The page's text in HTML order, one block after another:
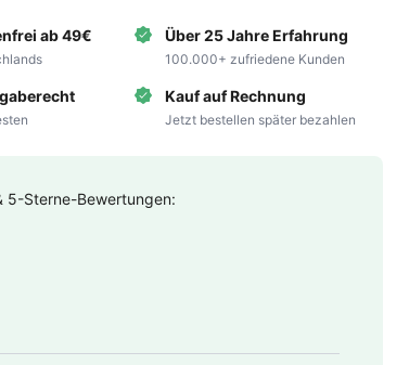
ab 49€ Über 25 Jahre Erfahrung
100.000+ zufriedene Kunden
Kauf auf Rechnung
Jetzt bestellen später bezahlen
5-Sterne-Bewertungen: